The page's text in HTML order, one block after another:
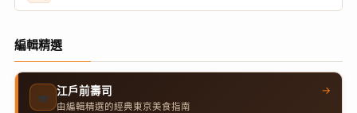
編輯精選
🍣 江戶前壽司
由編輯精選的經典東京美食指南
→